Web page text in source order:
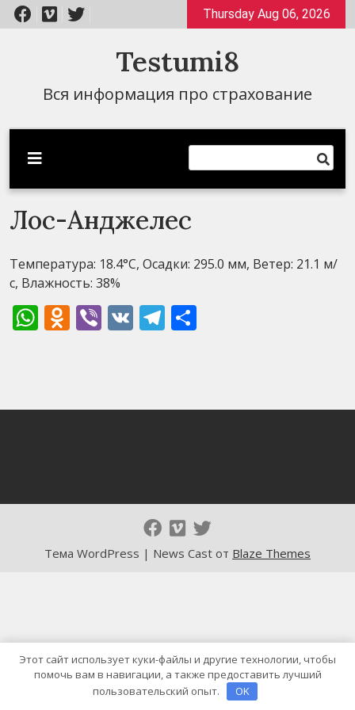
Перейти
к
Thursday Aug 06, 2026
Testumi8
Вся информация про страхование
Лос-Анджелес
Температура: 18.4°C, Осадки: 295.0 мм, Ветер: 21.1 м/
с, Влажность: 38%
WhatsApp
Odnoklassniki
Viber
VK Telegram
Тема WordPress | News Cast от Blaze Themes
Этот сайт использует куки-файлы и другие технологии, чтобы
помочь вам в навигации, а также предоставить лучший
пользовательский опыт.
OK